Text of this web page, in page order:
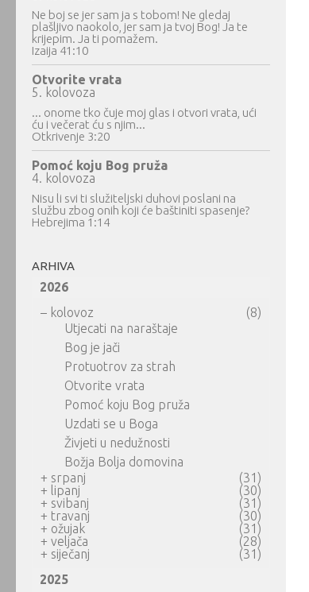
Ne boj se jer sam ja s tobom! Ne gledaj
plašljivo naokolo, jer sam ja tvoj Bog! Ja te
krijepim. Ja ti pomažem.
Izaija 41:10
Otvorite vrata
5. kolovoza
... onome tko čuje moj glas i otvori vrata, ući
ću i večerat ću s njim...
Otkrivenje 3:20
Pomoć koju Bog pruža
4. kolovoza
Nisu li svi ti služiteljski duhovi poslani na
službu zbog onih koji će baštiniti spasenje?
Hebrejima 1:14
ARHIVA
2026
– kolovoz
(8)
Utjecati na naraštaje
Bog je jači
Protuotrov za strah
Otvorite vrata
Pomoć koju Bog pruža
Uzdati se u Boga
Živjeti u nedužnosti
Božja Bolja domovina
+ srpanj
(31)
+ lipanj
(30)
+ svibanj
(31)
+ travanj
(30)
+ ožujak
(31)
+ veljača
(28)
+ siječanj
(31)
2025